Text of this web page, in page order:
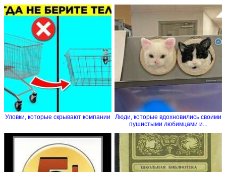
Уловки, которые скрывают компании
Люди, которые вдохновились своими
пушистыми любимцами и...